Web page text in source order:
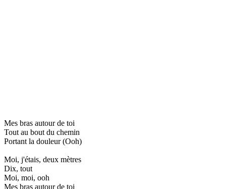
Mes bras autour de toi
Tout au bout du chemin
Portant la douleur (Ooh)
Moi, j'étais, deux mètres
Dix, tout
Moi, moi, ooh
Mes bras autour de toi